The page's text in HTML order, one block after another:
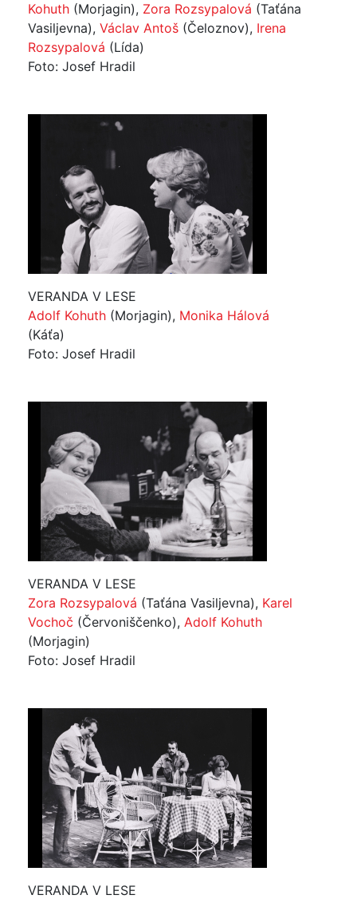
Kohuth (Morjagin), Zora Rozsypalová (Taťána
Vasiljevna), Václav Antoš (Čeloznov), Irena
Rozsypalová (Lída)
Foto: Josef Hradil
VERANDA V LESE
Adolf Kohuth (Morjagin), Monika Hálová
(Káťa)
Foto: Josef Hradil
VERANDA V LESE
Zora Rozsypalová (Taťána Vasiljevna), Karel
Vochoč (Červoniščenko), Adolf Kohuth
(Morjagin)
Foto: Josef Hradil
VERANDA V LESE